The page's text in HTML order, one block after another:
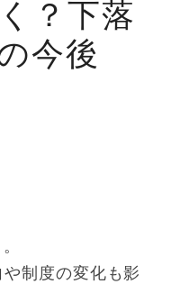
？下落
今後
制度の変化も影